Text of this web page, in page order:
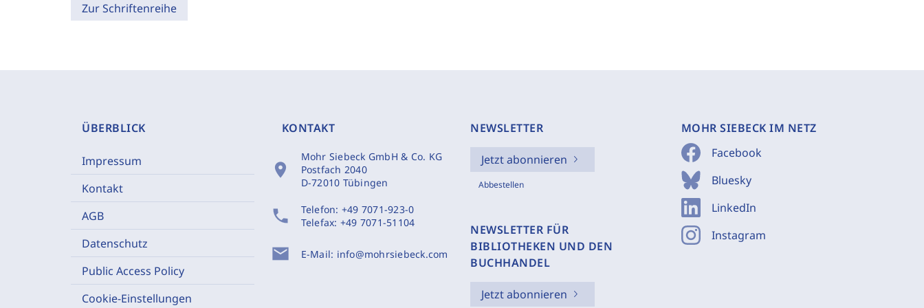
Zur Schriftenreihe
ÜBERBLICK
Impressum
Kontakt
AGB
Datenschutz
Public Access Policy
Cookie-Einstellungen
KONTAKT
location_on
Mohr Siebeck GmbH & Co. KG
Postfach 2040
D-72010 Tübingen
phone Telefon: +49 7071-923-0
Telefax: +49 7071-51104
mail E-Mail: info@mohrsiebeck.com
NEWSLETTER
Jetzt abonnieren
Abbestellen
NEWSLETTER FÜR
BIBLIOTHEKEN UND DEN
BUCHHANDEL
Jetzt abonnieren
MOHR SIEBECK IM NETZ
Facebook
Bluesky
LinkedIn
Instagram